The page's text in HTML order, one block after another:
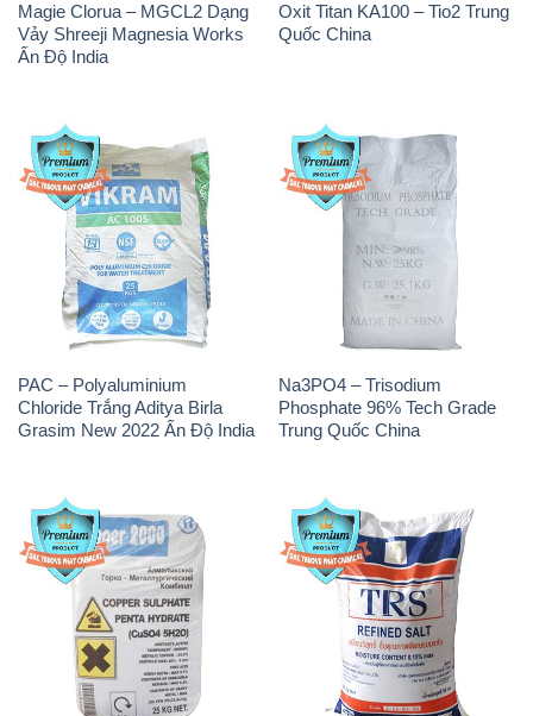
Magie Clorua – MGCL2 Dạng
Vảy Shreeji Magnesia Works
Ấn Độ India
Oxit Titan KA100 – Tio2 Trung
Quốc China
PAC – Polyaluminium
Chloride Trắng Aditya Birla
Grasim New 2022 Ấn Độ India
Na3PO4 – Trisodium
Phosphate 96% Tech Grade
Trung Quốc China